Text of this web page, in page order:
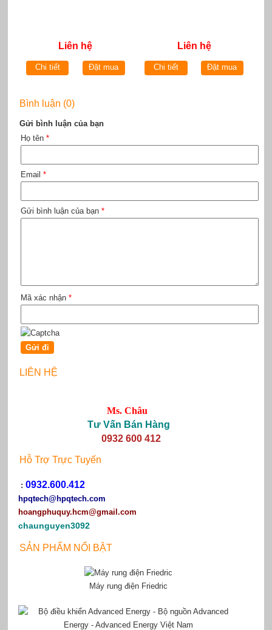
Liên hệ
Chi tiết Đặt mua
Liên hệ
Chi tiết Đặt mua
Bình luận (0)
Gửi bình luận của bạn
Họ tên *
Email *
Gửi bình luận của bạn *
Mã xác nhận *
LIÊN HỆ
Ms. Châu
Tư Vấn Bán Hàng
0932 600 412
Hỗ Trợ Trực Tuyến
: 0932.600.412
hpqtech@hpqtech.com
hoangphuquy.hcm@gmail.com
chaunguyen3092
SẢN PHẨM NỔI BẬT
Máy rung điện Friedric